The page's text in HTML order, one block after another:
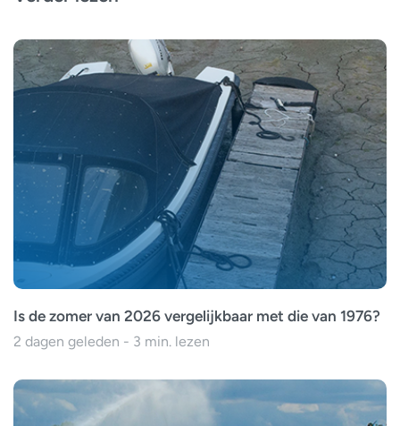
Is de zomer van 2026 vergelijkbaar met die van 1976?
2 dagen geleden - 3 min. lezen